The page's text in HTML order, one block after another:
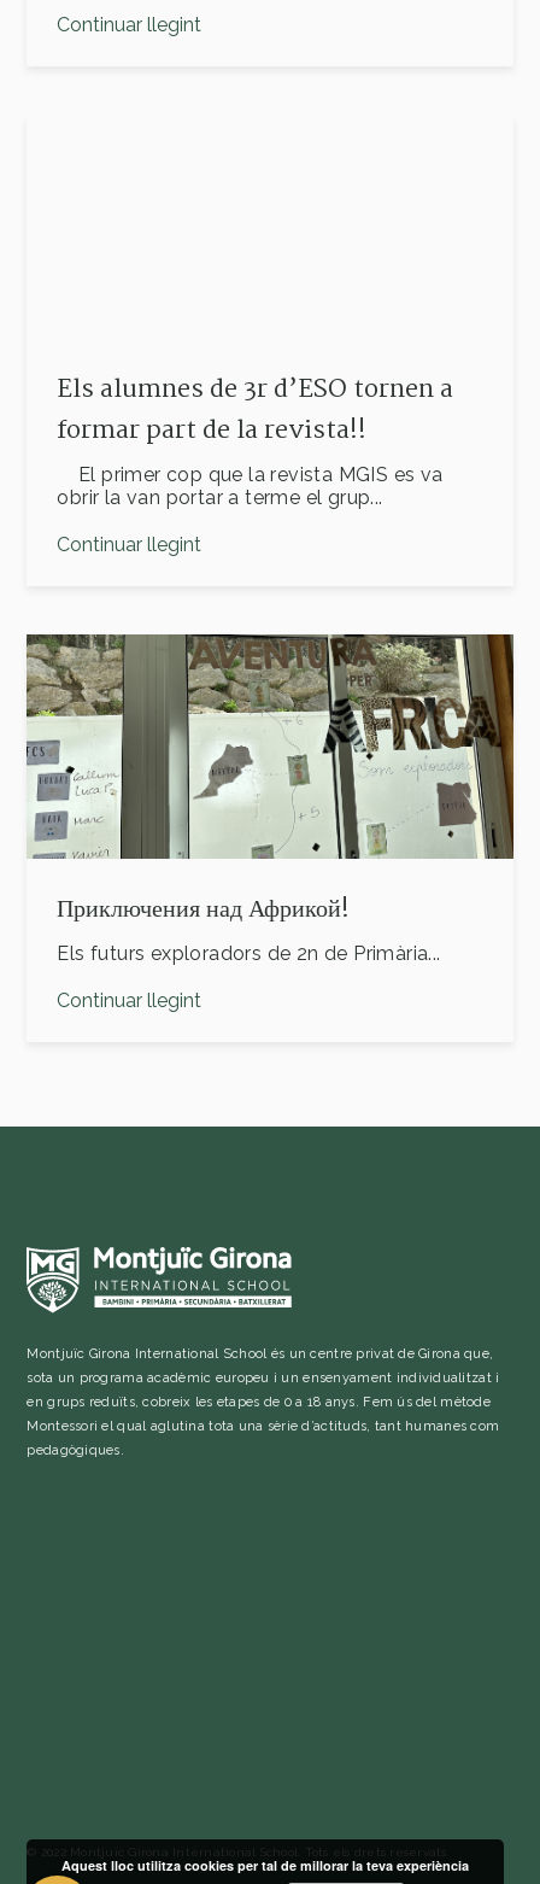
Continuar llegint
Els alumnes de 3r d’ESO tornen a
formar part de la revista!!
El primer cop que la revista MGIS es va
obrir la van portar a terme el grup...
Continuar llegint
Приключения над Африкой!
Els futurs exploradors de 2n de Primària...
Continuar llegint
Montjuïc Girona International School és un centre privat de Girona que,
sota un programa acadèmic europeu i un ensenyament individualitzat i
en grups reduïts, cobreix les etapes de 0 a 18 anys. Fem ús del mètode
Montessori el qual aglutina tota una sèrie d’actituds, tant humanes com
pedagògiques.
© 2022 Montjuïc Girona International School. Tots els drets reservats.
Aquest lloc utilitza cookies per tal de millorar la teva experiència